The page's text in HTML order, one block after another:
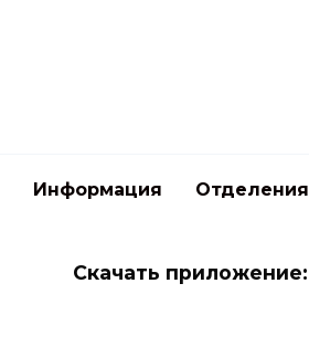
Информация Отделения
Скачать приложение: